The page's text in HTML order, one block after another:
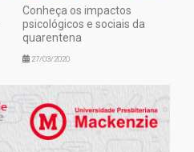
Conheça os impactos
psicológicos e sociais da
quarentena
27/03/2020